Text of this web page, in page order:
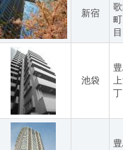
新宿
目
池袋